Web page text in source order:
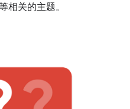
相关的主题。